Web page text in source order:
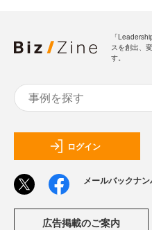
「
スを創出、
す。
ログイン
メールバックナ
広告掲載のご案内